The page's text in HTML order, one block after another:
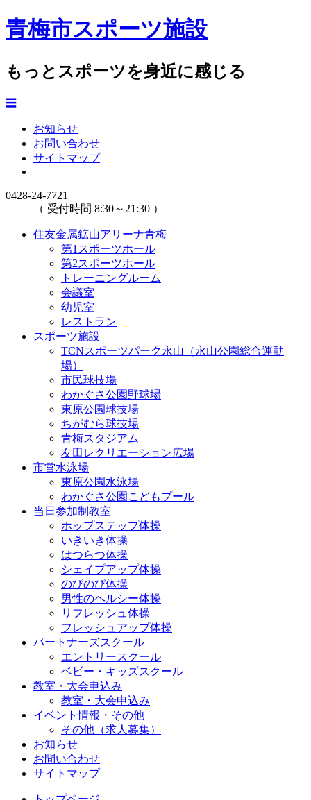
青梅市スポーツ施設
もっとスポーツを身近に感じる
☰
お知らせ
お問い合わせ
サイトマップ
0428-24-7721
（ 受付時間 8:30～21:30 ）
住友金属鉱山アリーナ青梅
第1スポーツホール
第2スポーツホール
トレーニングルーム
会議室
幼児室
レストラン
スポーツ施設
TCNスポーツパーク永山（永山公園総合運動
場）
市民球技場
わかぐさ公園野球場
東原公園球技場
ちがむら球技場
青梅スタジアム
友田レクリエーション広場
市営水泳場
東原公園水泳場
わかぐさ公園こどもプール
当日参加制教室
ホップステップ体操
いきいき体操
はつらつ体操
シェイプアップ体操
のびのび体操
男性のヘルシー体操
リフレッシュ体操
フレッシュアップ体操
パートナーズスクール
エントリースクール
ベビー・キッズスクール
教室・大会申込み
教室・大会申込み
イベント情報・その他
その他（求人募集）
お知らせ
お問い合わせ
サイトマップ